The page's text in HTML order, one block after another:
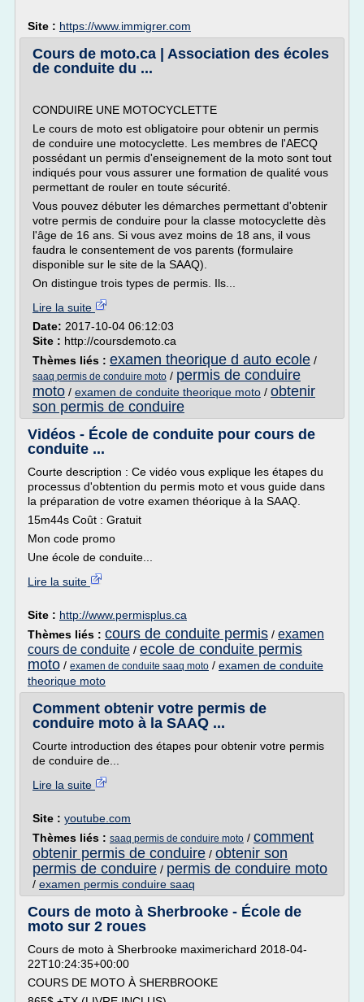
Site : https://www.immigrer.com
Cours de moto.ca | Association des écoles
de conduite du ...
CONDUIRE UNE MOTOCYCLETTE
Le cours de moto est obligatoire pour obtenir un permis
de conduire une motocyclette. Les membres de l'AECQ
possédant un permis d'enseignement de la moto sont tout
indiqués pour vous assurer une formation de qualité vous
permettant de rouler en toute sécurité.
Vous pouvez débuter les démarches permettant d'obtenir
votre permis de conduire pour la classe motocyclette dès
l'âge de 16 ans. Si vous avez moins de 18 ans, il vous
faudra le consentement de vos parents (formulaire
disponible sur le site de la SAAQ).
On distingue trois types de permis. Ils...
Lire la suite
Date: 2017-10-04 06:12:03
Site : http://coursdemoto.ca
Thèmes liés : examen theorique d auto ecole /
saaq permis de conduire moto / permis de conduire
moto / examen de conduite theorique moto / obtenir
son permis de conduire
Vidéos - École de conduite pour cours de
conduite ...
Courte description : Ce vidéo vous explique les étapes du
processus d'obtention du permis moto et vous guide dans
la préparation de votre examen théorique à la SAAQ.
15m44s Coût : Gratuit
Mon code promo
Une école de conduite...
Lire la suite
Site : http://www.permisplus.ca
Thèmes liés : cours de conduite permis / examen
cours de conduite / ecole de conduite permis
moto / examen de conduite saaq moto / examen de conduite
theorique moto
Comment obtenir votre permis de
conduire moto à la SAAQ ...
Courte introduction des étapes pour obtenir votre permis
de conduire de...
Lire la suite
Site : youtube.com
Thèmes liés : saaq permis de conduire moto / comment
obtenir permis de conduire / obtenir son
permis de conduire / permis de conduire moto
/ examen permis conduire saaq
Cours de moto à Sherbrooke - École de
moto sur 2 roues
Cours de moto à Sherbrooke maximerichard 2018-04-
22T10:24:35+00:00
COURS DE MOTO À SHERBROOKE